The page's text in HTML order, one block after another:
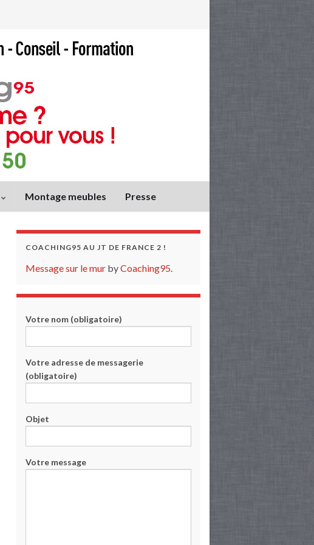
Montage meubles Presse
COACHING95 AU JT DE FRANCE 2 !
Message sur le murbyCoaching95.
Votre nom (obligatoire)
Votre adresse de messagerie
(obligatoire)
Objet
Votre message